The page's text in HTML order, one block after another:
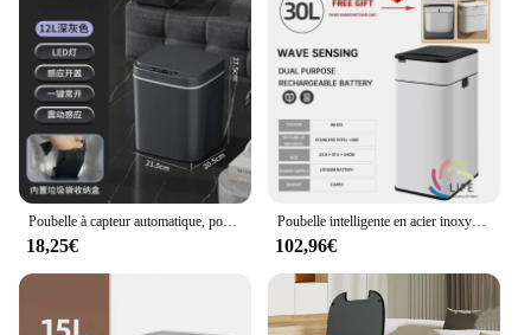
Poubelle à capteur automatique, poubelle intelligente électrique sans contact, poubelle de cuisine étanche, poubelle domestique avec couvercle, E27, 16L
18,25€
Poubelle intelligente en acier inoxydable de grande capacité, poubelle intelligente, stockage de capteur intelligent, haute qualité, maison intelligente, 30L, E27
102,96€